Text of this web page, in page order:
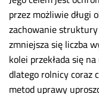
przez możliwie długi
zachowanie
zmniejsza się liczba
kolei przekłada się
dlatego rolnicy coraz
metod uprawy